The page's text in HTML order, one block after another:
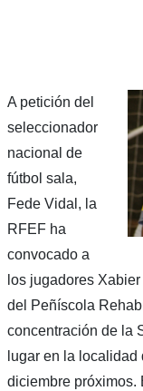
A petición del
seleccionador
nacional de
fútbol sala,
Fede Vidal, la
RFEF ha
convocado a
los jugadores
del Peñíscola
concentración de la
lugar en la
diciembre próximos.